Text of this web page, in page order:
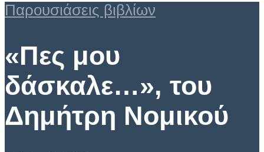
Παρουσιάσεις βιβλίων
«Πες μου
δάσκαλε…», του
Δημήτρη Νομικού